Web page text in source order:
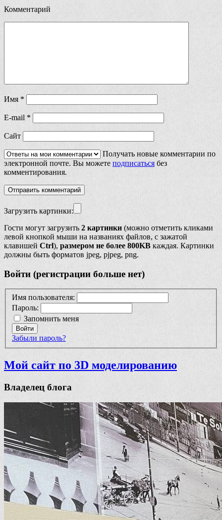
Комментарий
Имя *
E-mail *
Сайт
Получать новые комментарии по
электронной почте. Вы можете подписаться без
комментирования.
Загрузить картинки:
Гости могут загрузить 2 картинки (можно отметить кликами
левой кнопкой мыши на названиях файлов, с зажатой
клавишей Ctrl), размером не более 800KB каждая. Картинки
должны быть форматов jpeg, pjpeg, png.
Войти (регистрации больше нет)
Имя пользователя:
Пароль:
Запомнить меня
Войти
Забыли пароль?
Мой сайт по 3D моделированию
Владелец блога